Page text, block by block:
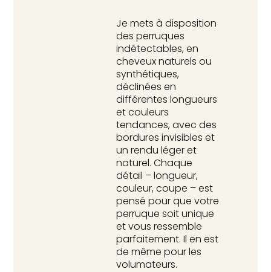
Je mets à disposition
des perruques
indétectables, en
cheveux naturels ou
synthétiques,
déclinées en
différentes longueurs
et couleurs
tendances, avec des
bordures invisibles et
un rendu léger et
naturel. Chaque
détail – longueur,
couleur, coupe – est
pensé pour que votre
perruque soit unique
et vous ressemble
parfaitement. Il en est
de même pour les
volumateurs.